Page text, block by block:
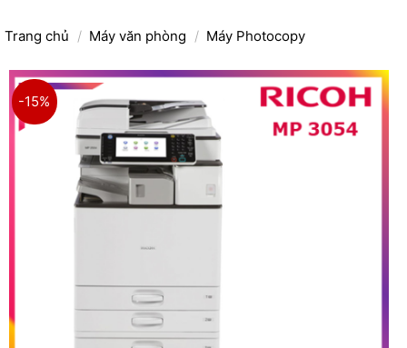
Trang chủ / Máy văn phòng / Máy Photocopy
-15%